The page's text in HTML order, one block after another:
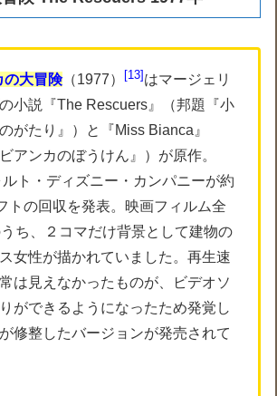
の大冒険（1977） 13 はマージェリ
小説『The Rescuers』（邦題『小
がたり』）と『Miss Bianca』
アンカのぼうけん』）が原作。
ト・ディズニー・カンパニーが約
トの回収を発表。映画フィルム全
ち、２コマだけ背景として建物の
女性が描かれていました。再生速
は見えなかったものが、ビデオソ
ができるようになったため発覚し
修整したバージョンが発売されて